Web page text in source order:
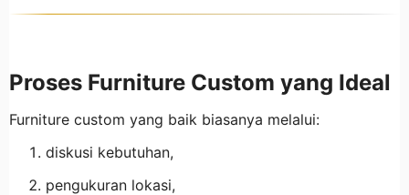
Proses Furniture Custom yang Ideal
Furniture custom yang baik biasanya melalui:
diskusi kebutuhan,
pengukuran lokasi,